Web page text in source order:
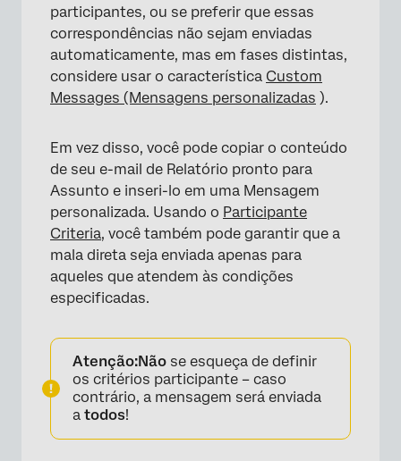
participantes, ou se preferir que essas
correspondências não sejam enviadas
automaticamente, mas em fases distintas,
considere usar o característica Custom
Messages (Mensagens personalizadas ).
Em vez disso, você pode copiar o conteúdo
de seu e-mail de Relatório pronto para
Assunto e inseri-lo em uma Mensagem
personalizada. Usando o Participante
Criteria, você também pode garantir que a
mala direta seja enviada apenas para
aqueles que atendem às condições
especificadas.
Atenção:Não se esqueça de definir
os critérios participante – caso
contrário, a mensagem será enviada
a todos!